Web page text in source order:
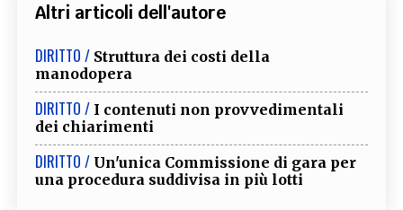
Altri articoli dell'autore
DIRITTO / Struttura dei costi della
manodopera
DIRITTO / I contenuti non provvedimentali
dei chiarimenti
DIRITTO / Un'unica Commissione di gara per
una procedura suddivisa in più lotti